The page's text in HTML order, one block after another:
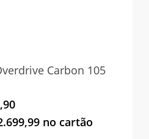
Carbon 105
O
preço
atual
no cartão